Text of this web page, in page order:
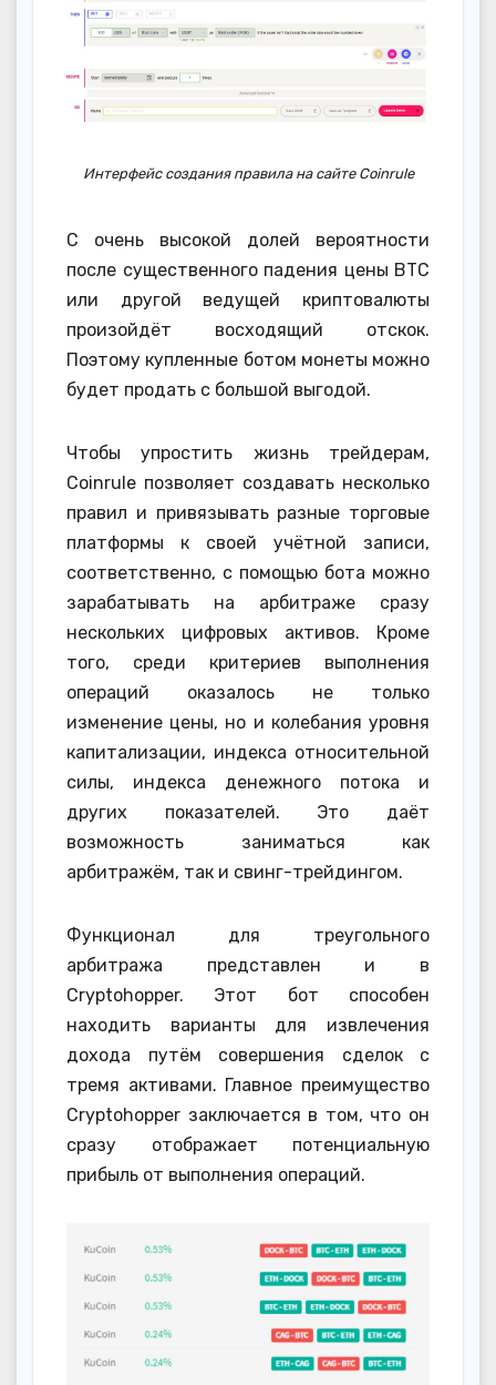
Интерфейс создания правила на сайте Coinrule
С очень высокой долей вероятности
после существенного падения цены BTC
или другой ведущей криптовалюты
произойдёт восходящий отскок.
Поэтому купленные ботом монеты можно
будет продать с большой выгодой.
Чтобы упростить жизнь трейдерам,
Coinrule позволяет создавать несколько
правил и привязывать разные торговые
платформы к своей учётной записи,
соответственно, с помощью бота можно
зарабатывать на арбитраже сразу
нескольких цифровых активов. Кроме
того, среди критериев выполнения
операций оказалось не только
изменение цены, но и колебания уровня
капитализации, индекса относительной
силы, индекса денежного потока и
других показателей. Это даёт
возможность заниматься как
арбитражём, так и свинг-трейдингом.
Функционал для треугольного
арбитража представлен и в
Cryptohopper. Этот бот способен
находить варианты для извлечения
дохода путём совершения сделок с
тремя активами. Главное преимущество
Cryptohopper заключается в том, что он
сразу отображает потенциальную
прибыль от выполнения операций.